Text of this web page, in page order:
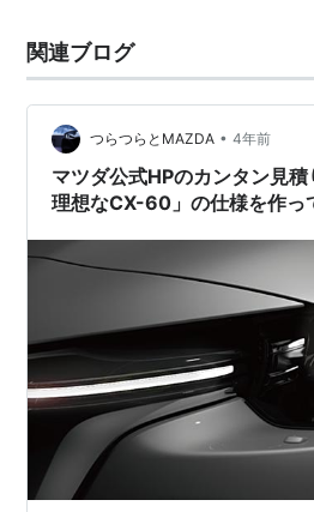
関連ブログ
つらつらとMAZDA • 4年前
マツダ公式HPのカンタン見
理想なCX-60」の仕様を作っ